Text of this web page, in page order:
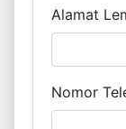
Alamat
Nomor